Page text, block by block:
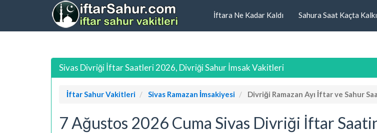
İftara Ne Kadar Kaldı Sahura Saat Kaçta
Sivas Divriği İftar Saatleri 2026, Divriği Sahur İmsak Vakitleri
İftar Sahur Vakitleri Sivas Ramazan İmsakiyesi Divriği Ramazan Ayı İftar ve Sahur
7 Ağustos 2026 Cuma Sivas Divriği İftar